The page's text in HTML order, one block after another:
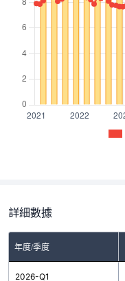
詳細數據
年度/季度
2026-Q1